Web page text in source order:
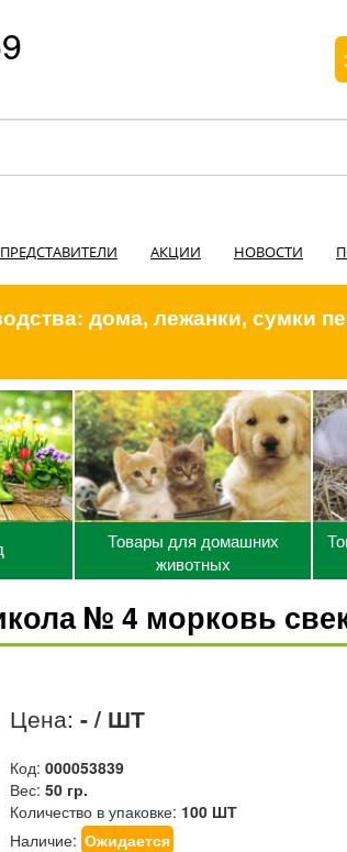
АКЦИИ НОВОСТИ
дома, лежанки, сумки
Товары для домашних
животных
№ 4 морковь
Цена:- / ШТ
Код:000053839
Вес:50 гр.
Количество в упаковке: 100 ШТ
Наличие: Ожидается